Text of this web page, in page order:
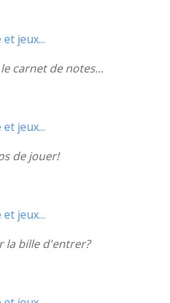
carnet de notes...
de jouer!
la bille d'entrer?